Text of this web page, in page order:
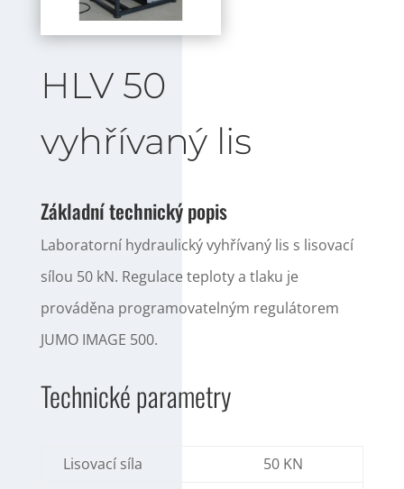
HLV 50
vyhřívaný lis
Základní technický popis
Laboratorní hydraulický vyhřívaný lis s lisovací
sílou 50 kN. Regulace teploty a tlaku je
prováděna programovatelným regulátorem
JUMO IMAGE 500.
Technické parametry
Lisovací síla
50 KN